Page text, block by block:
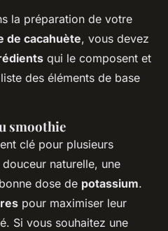
la préparation de votre
de cacahuète, vous devez
qui le composent et
des éléments de base
smoothie
clé pour plusieurs
naturelle, une
dose de potassium.
pour maximiser leur
Si vous souhaitez une